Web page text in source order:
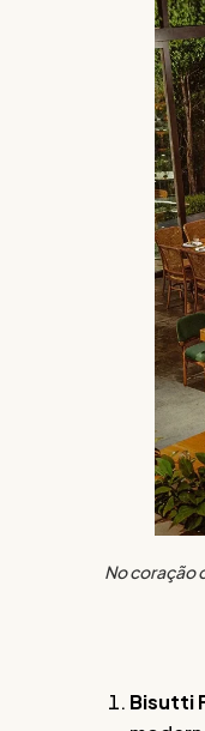
No coração
Bisutti